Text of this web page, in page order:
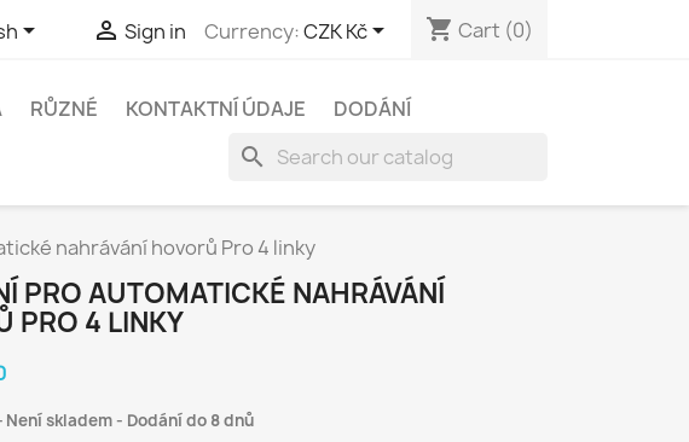
  Sign in Currency:CZK Kč shopping_cart Cart (0)
RŮZNÉ KONTAKTNÍ ÚDAJE DODÁNÍ
search
nahrávání hovorů Pro 4 linky
PRO AUTOMATICKÉ NAHRÁVÁNÍ
PRO 4 LINKY
Není skladem - Dodání do 8 dnů